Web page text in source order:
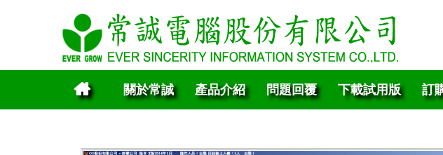
關於常誠 產品介紹 問題回覆 下載試用版 訂